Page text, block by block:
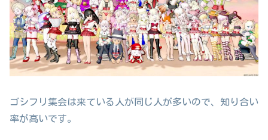
ゴシフリ集会は来ている人が同じ人が多いので、知り合い
率が高いです。